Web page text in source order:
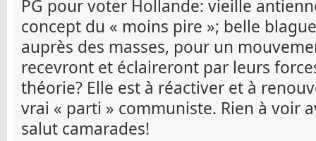
PG pour voter Hollande: vieille
concept du « moins pire »; belle
auprès des masses, pour un
recevront et éclaireront par leurs
théorie? Elle est à réactiver et à
vrai « parti » communiste. Rien à voir
salut camarades!